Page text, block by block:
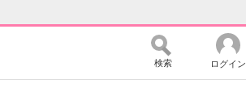
検索 ログイン